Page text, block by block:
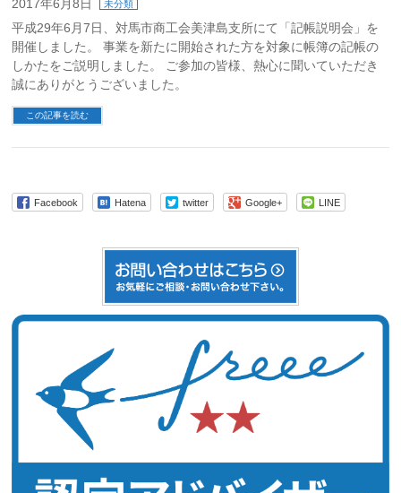
2017年6月8日 未分類
平成29年6月7日、対馬市商工会美津島支所にて「記帳説明会」を
開催しました。 事業を新たに開始された方を対象に帳簿の記帳の
しかたをご説明しました。 ご参加の皆様、熱心に聞いていただき
誠にありがとうございました。
この記事を読む
Facebook Hatena twitter Google+ LINE